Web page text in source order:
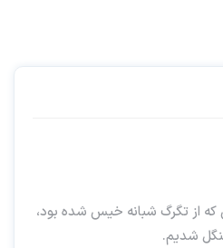
از تگرگ شبانه خیس شده بود،
شدیم.